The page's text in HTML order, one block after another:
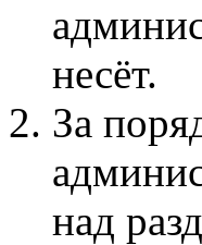
несёт.
За
над